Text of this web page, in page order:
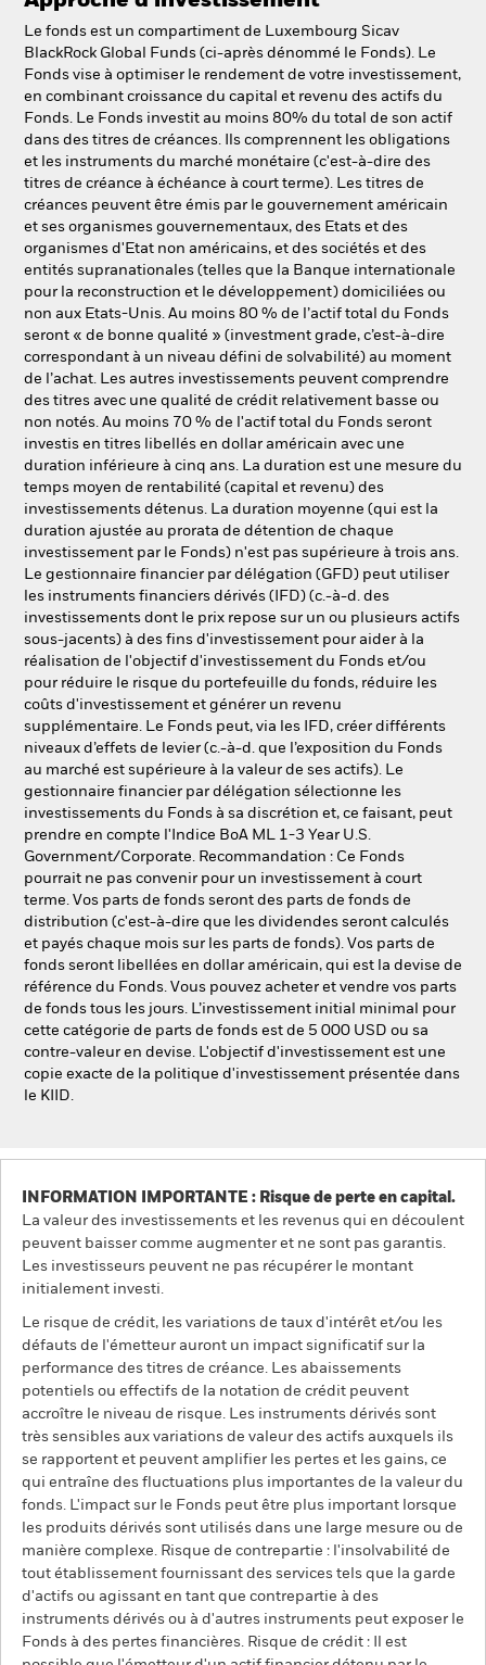
Aladdin
Notre société
Le fonds est un compartiment de Luxembourg Sicav
BlackRock Global Funds (ci-après dénommé le Fonds). Le
Fonds vise à optimiser le rendement de votre investissement,
en combinant croissance du capital et revenu des actifs du
Fonds. Le Fonds investit au moins 80% du total de son actif
dans des titres de créances. Ils comprennent les obligations
et les instruments du marché monétaire (c'est-à-dire des
titres de créance à échéance à court terme). Les titres de
créances peuvent être émis par le gouvernement américain
et ses organismes gouvernementaux, des Etats et des
organismes d'Etat non américains, et des sociétés et des
entités supranationales (telles que la Banque internationale
pour la reconstruction et le développement) domiciliées ou
non aux Etats-Unis. Au moins 80 % de l’actif total du Fonds
seront « de bonne qualité » (investment grade, c’est-à-dire
correspondant à un niveau défini de solvabilité) au moment
de l’achat. Les autres investissements peuvent comprendre
des titres avec une qualité de crédit relativement basse ou
non notés. Au moins 70 % de l'actif total du Fonds seront
investis en titres libellés en dollar américain avec une
duration inférieure à cinq ans. La duration est une mesure du
temps moyen de rentabilité (capital et revenu) des
investissements détenus. La duration moyenne (qui est la
duration ajustée au prorata de détention de chaque
investissement par le Fonds) n'est pas supérieure à trois ans.
Le gestionnaire financier par délégation (GFD) peut utiliser
les instruments financiers dérivés (IFD) (c.-à-d. des
investissements dont le prix repose sur un ou plusieurs actifs
sous-jacents) à des fins d'investissement pour aider à la
réalisation de l'objectif d'investissement du Fonds et/ou
pour réduire le risque du portefeuille du fonds, réduire les
coûts d'investissement et générer un revenu
supplémentaire. Le Fonds peut, via les IFD, créer différents
niveaux d’effets de levier (c.-à-d. que l’exposition du Fonds
au marché est supérieure à la valeur de ses actifs). Le
gestionnaire financier par délégation sélectionne les
investissements du Fonds à sa discrétion et, ce faisant, peut
prendre en compte l'Indice BoA ML 1-3 Year U.S.
Government/Corporate. Recommandation : Ce Fonds
pourrait ne pas convenir pour un investissement à court
terme. Vos parts de fonds seront des parts de fonds de
distribution (c'est-à-dire que les dividendes seront calculés
et payés chaque mois sur les parts de fonds). Vos parts de
fonds seront libellées en dollar américain, qui est la devise de
référence du Fonds. Vous pouvez acheter et vendre vos parts
de fonds tous les jours. L’investissement initial minimal pour
cette catégorie de parts de fonds est de 5 000 USD ou sa
contre-valeur en devise. L'objectif d'investissement est une
copie exacte de la politique d'investissement présentée dans
le KIID.
INFORMATION IMPORTANTE : Risque de perte en capital.
La valeur des investissements et les revenus qui en découlent
peuvent baisser comme augmenter et ne sont pas garantis.
Les investisseurs peuvent ne pas récupérer le montant
initialement investi.
Le risque de crédit, les variations de taux d'intérêt et/ou les
défauts de l'émetteur auront un impact significatif sur la
performance des titres de créance. Les abaissements
potentiels ou effectifs de la notation de crédit peuvent
accroître le niveau de risque. Les instruments dérivés sont
très sensibles aux variations de valeur des actifs auxquels ils
se rapportent et peuvent amplifier les pertes et les gains, ce
qui entraîne des fluctuations plus importantes de la valeur du
fonds. L'impact sur le Fonds peut être plus important lorsque
les produits dérivés sont utilisés dans une large mesure ou de
manière complexe. Risque de contrepartie : l'insolvabilité de
tout établissement fournissant des services tels que la garde
d'actifs ou agissant en tant que contrepartie à des
instruments dérivés ou à d'autres instruments peut exposer le
Fonds à des pertes financières. Risque de crédit : Il est